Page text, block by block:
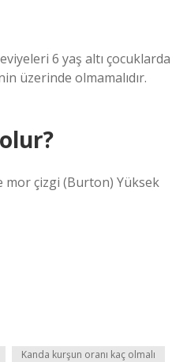
6 yaş altı çocuklarda
üzerinde olmamalıdır.
mor çizgi (Burton) Yüksek
Kanda kurşun oranı kaç olmalı